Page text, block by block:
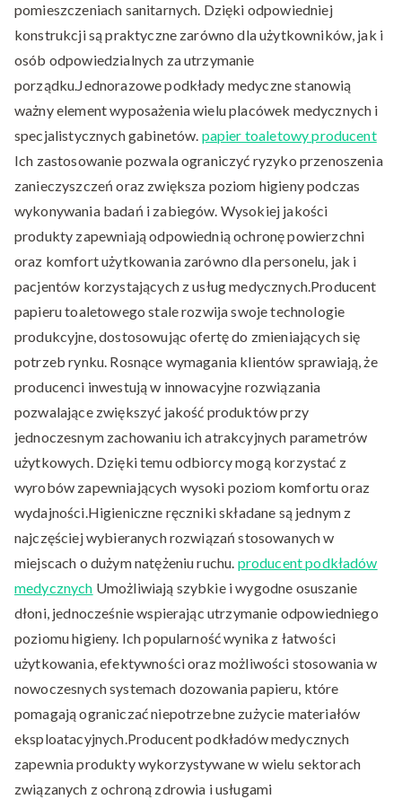
pomieszczeniach sanitarnych. Dzięki odpowiedniej
konstrukcji są praktyczne zarówno dla użytkowników, jak i
osób odpowiedzialnych za utrzymanie
porządku.Jednorazowe podkłady medyczne stanowią
ważny element wyposażenia wielu placówek medycznych i
specjalistycznych gabinetów. papier toaletowy producent
Ich zastosowanie pozwala ograniczyć ryzyko przenoszenia
zanieczyszczeń oraz zwiększa poziom higieny podczas
wykonywania badań i zabiegów. Wysokiej jakości
produkty zapewniają odpowiednią ochronę powierzchni
oraz komfort użytkowania zarówno dla personelu, jak i
pacjentów korzystających z usług medycznych.Producent
papieru toaletowego stale rozwija swoje technologie
produkcyjne, dostosowując ofertę do zmieniających się
potrzeb rynku. Rosnące wymagania klientów sprawiają, że
producenci inwestują w innowacyjne rozwiązania
pozwalające zwiększyć jakość produktów przy
jednoczesnym zachowaniu ich atrakcyjnych parametrów
użytkowych. Dzięki temu odbiorcy mogą korzystać z
wyrobów zapewniających wysoki poziom komfortu oraz
wydajności.Higieniczne ręczniki składane są jednym z
najczęściej wybieranych rozwiązań stosowanych w
miejscach o dużym natężeniu ruchu. producent podkładów
medycznych Umożliwiają szybkie i wygodne osuszanie
dłoni, jednocześnie wspierając utrzymanie odpowiedniego
poziomu higieny. Ich popularność wynika z łatwości
użytkowania, efektywności oraz możliwości stosowania w
nowoczesnych systemach dozowania papieru, które
pomagają ograniczać niepotrzebne zużycie materiałów
eksploatacyjnych.Producent podkładów medycznych
zapewnia produkty wykorzystywane w wielu sektorach
związanych z ochroną zdrowia i usługami